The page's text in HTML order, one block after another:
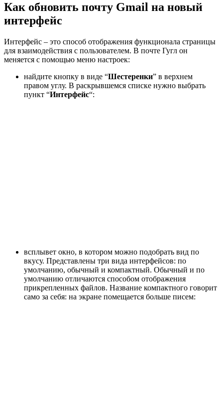
Как обновить почту Gmail на новый
интерфейс
Интерфейс – это способ отображения функционала страницы
для взаимодействия с пользователем. В почте Гугл он
меняется с помощью меню настроек:
найдите кнопку в виде “Шестеренки” в верхнем
правом углу. В раскрывшемся списке нужно выбрать
пункт “Интерфейс“:
всплывет окно, в котором можно подобрать вид по
вкусу. Представлены три вида интерфейсов: по
умолчанию, обычный и компактный. Обычный и по
умолчанию отличаются способом отображения
прикрепленных файлов. Название компактного говорит
само за себя: на экране помещается больше писем: